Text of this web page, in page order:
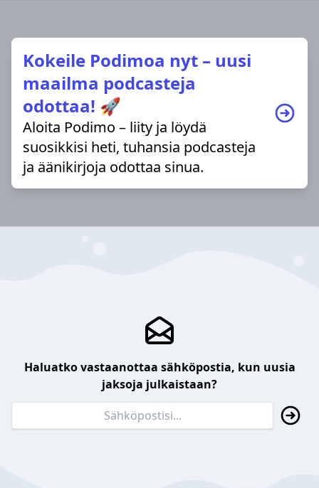
Kokeile Podimoa nyt – uusi
maailma podcasteja
odottaa! 🚀
Aloita Podimo – liity ja löydä
suosikkisi heti, tuhansia podcasteja
ja äänikirjoja odottaa sinua.
Haluatko vastaanottaa sähköpostia, kun uusia
jaksoja julkaistaan?